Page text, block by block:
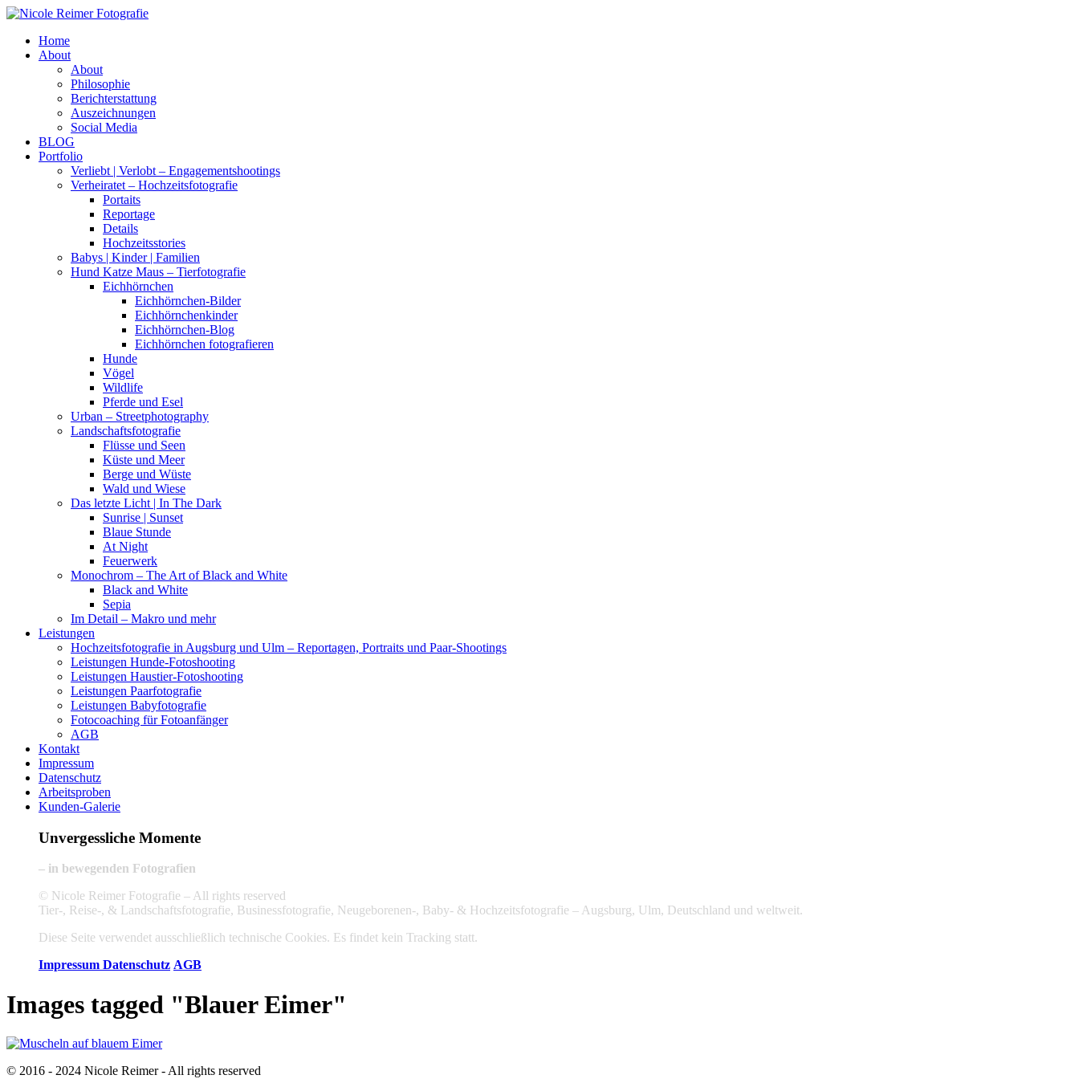
Home
About
About
Philosophie
Berichterstattung
Auszeichnungen
Social Media
BLOG
Portfolio
Verliebt | Verlobt – Engagementshootings
Verheiratet – Hochzeitsfotografie
Portaits
Reportage
Details
Hochzeitsstories
Babys | Kinder | Familien
Hund Katze Maus – Tierfotografie
Eichhörnchen
Eichhörnchen-Bilder
Eichhörnchenkinder
Eichhörnchen-Blog
Eichhörnchen fotografieren
Hunde
Vögel
Wildlife
Pferde und Esel
Urban – Streetphotography
Landschaftsfotografie
Flüsse und Seen
Küste und Meer
Berge und Wüste
Wald und Wiese
Das letzte Licht | In The Dark
Sunrise | Sunset
Blaue Stunde
At Night
Feuerwerk
Monochrom – The Art of Black and White
Black and White
Sepia
Im Detail – Makro und mehr
Leistungen
Hochzeitsfotografie in Augsburg und Ulm – Reportagen, Portraits und Paar-Shootings
Leistungen Hunde-Fotoshooting
Leistungen Haustier-Fotoshooting
Leistungen Paarfotografie
Leistungen Babyfotografie
Fotocoaching für Fotoanfänger
AGB
Kontakt
Impressum
Datenschutz
Arbeitsproben
Kunden-Galerie
Unvergessliche Momente
– in bewegenden Fotografien
© Nicole Reimer Fotografie – All rights reserved
Tier-, Reise-, & Landschaftsfotografie, Businessfotografie, Neugeborenen-, Baby- & Hochzeitsfotografie – Augsburg, Ulm, Deutschland und weltweit.
Diese Seite verwendet ausschließlich technische Cookies. Es findet kein Tracking statt.
Impressum Datenschutz AGB
Images tagged "Blauer Eimer"
© 2016 - 2024 Nicole Reimer - All rights reserved